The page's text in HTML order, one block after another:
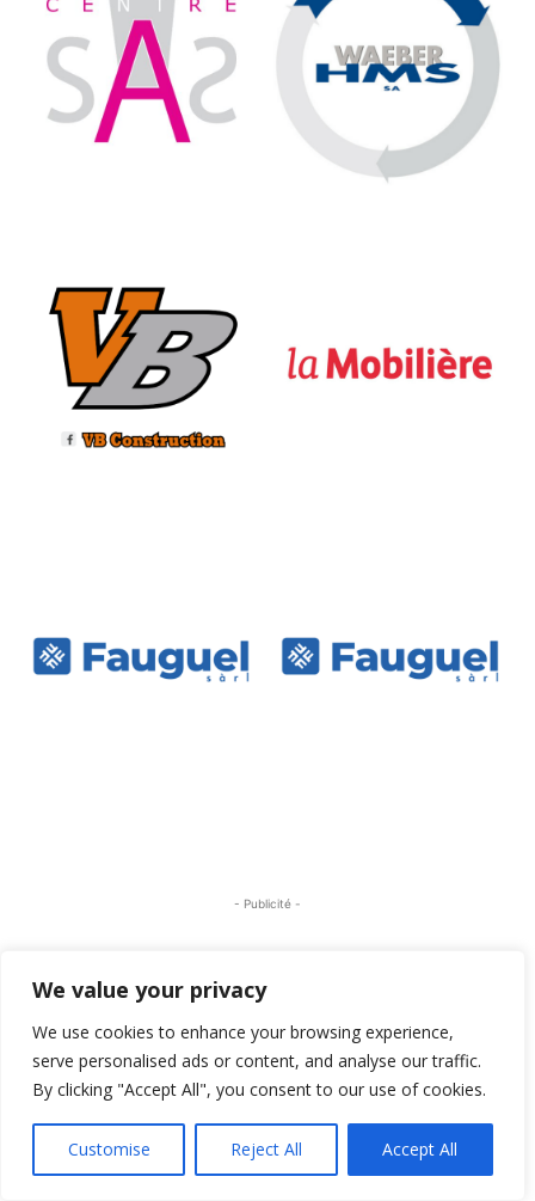
We value your privacy
We use cookies to enhance your browsing experience,
serve personalised ads or content, and analyse our traffic.
By clicking "Accept All", you consent to our use of cookies.
Customise Reject All Accept All
- Publicité -